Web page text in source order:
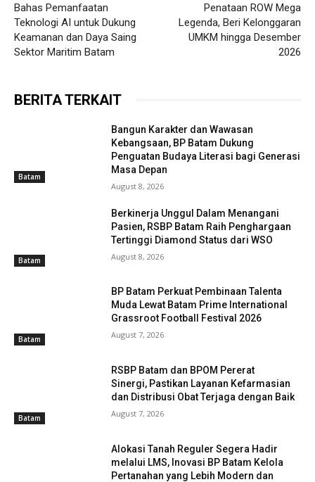
Bahas Pemanfaatan
Teknologi AI untuk Dukung
Keamanan dan Daya Saing
Sektor Maritim Batam
Penataan ROW Mega
Legenda, Beri Kelonggaran
UMKM hingga Desember
2026
BERITA TERKAIT
Batam
Bangun Karakter dan Wawasan
Kebangsaan, BP Batam Dukung
Penguatan Budaya Literasi bagi Generasi
Masa Depan
August 8, 2026
Batam
Berkinerja Unggul Dalam Menangani
Pasien, RSBP Batam Raih Penghargaan
Tertinggi Diamond Status dari WSO
August 8, 2026
Batam
BP Batam Perkuat Pembinaan Talenta
Muda Lewat Batam Prime International
Grassroot Football Festival 2026
August 7, 2026
Batam
RSBP Batam dan BPOM Pererat
Sinergi, Pastikan Layanan Kefarmasian
dan Distribusi Obat Terjaga dengan Baik
August 7, 2026
Alokasi Tanah Reguler Segera Hadir
melalui LMS, Inovasi BP Batam Kelola
Pertanahan yang Lebih Modern dan